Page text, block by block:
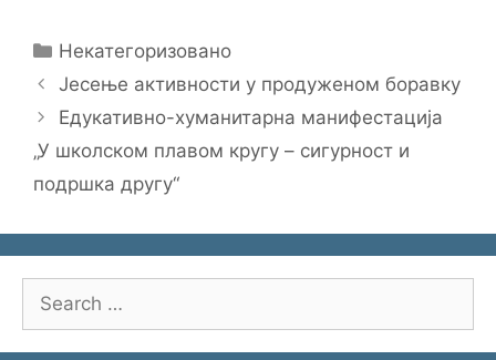
Categories
Некатегоризовано
Јесење активности у продуженом боравку
Едукативно-хуманитарна манифестација
„У школском плавом кругу – сигурност и
подршка другу“
for: